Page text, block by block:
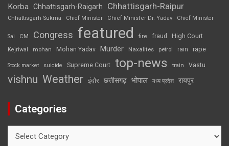
Korba Chhattisgarh-Raigarh Chhattisgarh-Raipur
Chhattisgarh-Sukma Chief Minister Chief Minister Dr. Yadav Chief Minister
Sai CM Congress featured fire fraud High Court
Kejriwal mohan Mohan Yadav Murder Naxalites petrol rain rape
Stock market suicide Supreme Court top-news train Vastu
vishnu Weather इंदौर छत्तीसगढ़ भोपाल मध्य प्रदेश रायपुर
Categories